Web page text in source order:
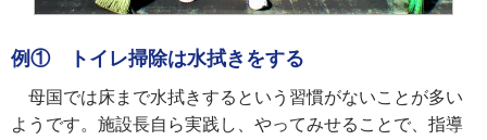
例① トイレ掃除は水拭きをする
母国では床まで水拭きするという習慣がないことが多い
ようです。施設長自ら実践し、やってみせることで、指導